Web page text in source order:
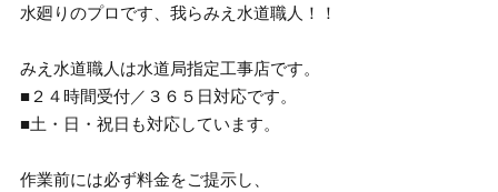
水廻りのプロです、我らみえ水道職人！！
みえ水道職人は水道局指定工事店です。
■２４時間受付／３６５日対応です。
■土・日・祝日も対応しています。
作業前には必ず料金をご提示し、